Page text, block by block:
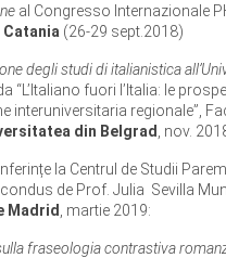
al Congresso Internazionale
(26-29 sept.2018)
degli studi di italianistica
“L’Italiano fuori l’Italia: le
interuniversitaria regionale”,
din Belgrad , nov.
la Centrul de Studii
de Prof. Julia Sevilla
Madrid
, martie 2019:
fraseologia contrastiva